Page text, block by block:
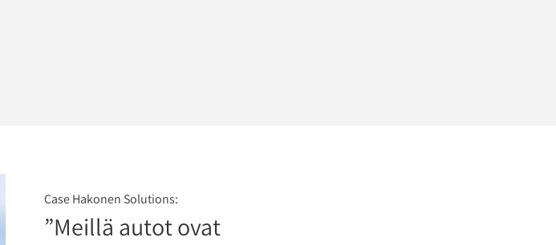
Case Hakonen Solutions:
”Meillä autot ovat